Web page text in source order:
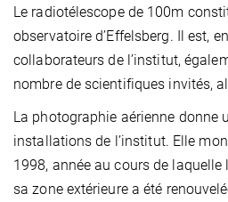
Le radiotélescope de 100m
observatoire d’Effelsberg. Il est,
collaborateurs de l’institut,
nombre de scientifiques invités,
La photographie aérienne donne
installations de l’institut. Elle
1998, année au cours de
sa zone extérieure a été